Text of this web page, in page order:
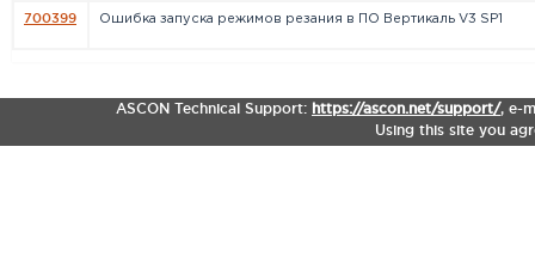
700399 Ошибка запуска режимов резания в ПО Вертикаль V3 SP1
ASCON Technical Support: https://ascon.net/support/, e-
Using this site you